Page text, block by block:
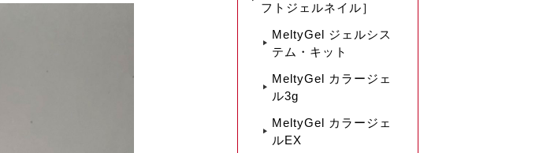
フトジェルネイル］
MeltyGel ジェルシス
テム・キット
MeltyGel カラージェ
ル3g
MeltyGel カラージェ
ルEX